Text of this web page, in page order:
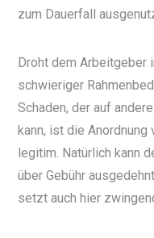
zum Dauerfall
Droht dem Arbeitgeber
schwieriger
Schaden, der auf
kann, ist die Anordnung
legitim. Natürlich kann
über Gebühr
setzt auch hier